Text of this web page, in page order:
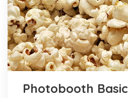
Photobooth Basic